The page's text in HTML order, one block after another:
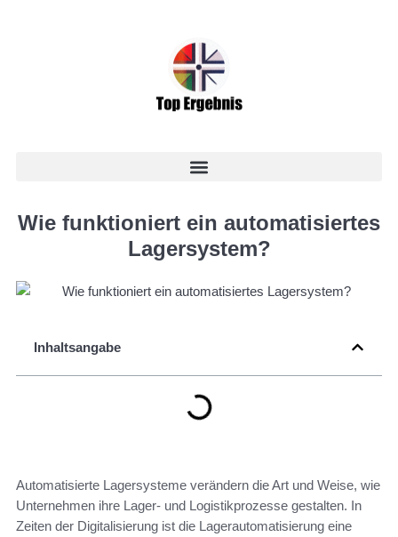
Wie funktioniert ein automatisiertes
Lagersystem?
Inhaltsangabe
Automatisierte Lagersysteme verändern die Art und Weise, wie
Unternehmen ihre Lager- und Logistikprozesse gestalten. In
Zeiten der Digitalisierung ist die Lagerautomatisierung eine